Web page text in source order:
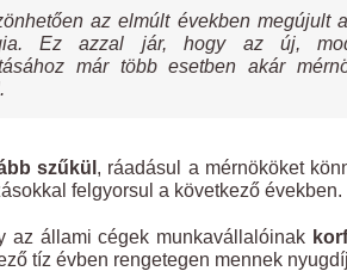
az elmúlt években megújult
Ez azzal jár, hogy az új,
már több esetben akár
szűkül , ráadásul a mérnököket
felgyorsul a következő években.
az állami cégek munkavállalóinak
tíz évben rengetegen mennek